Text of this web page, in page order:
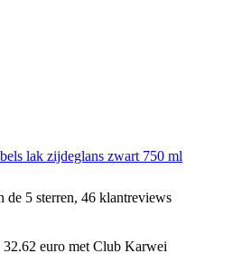
lak zijdeglans zwart 750 ml
de 5 sterren, 46 klantreviews
euro met Club Karwei